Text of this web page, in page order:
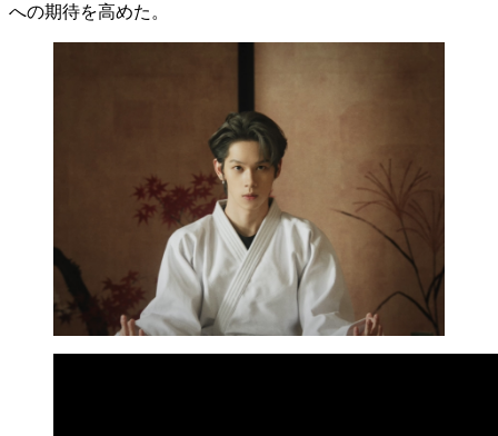
への期待を高めた。